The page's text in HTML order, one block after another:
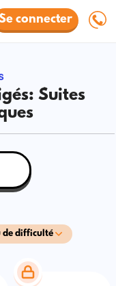
connecter
Suites
de difficulté